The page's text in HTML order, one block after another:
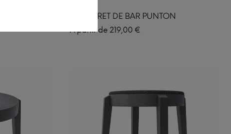
TABOURET DE BAR PUNTON
À partir de 219,00 €